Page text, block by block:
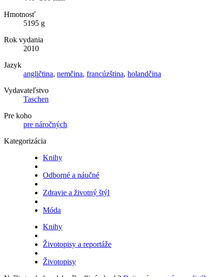
Hmotnosť
5195 g
Rok vydania
2010
Jazyk
angličtina, nemčina, francúzština, holandčina
Vydavateľstvo
Taschen
Pre koho
pre náročných
Kategorizácia
Knihy
Odborné a náučné
Zdravie a životný štýl
Móda
Knihy
Životopisy a reportáže
Životopisy